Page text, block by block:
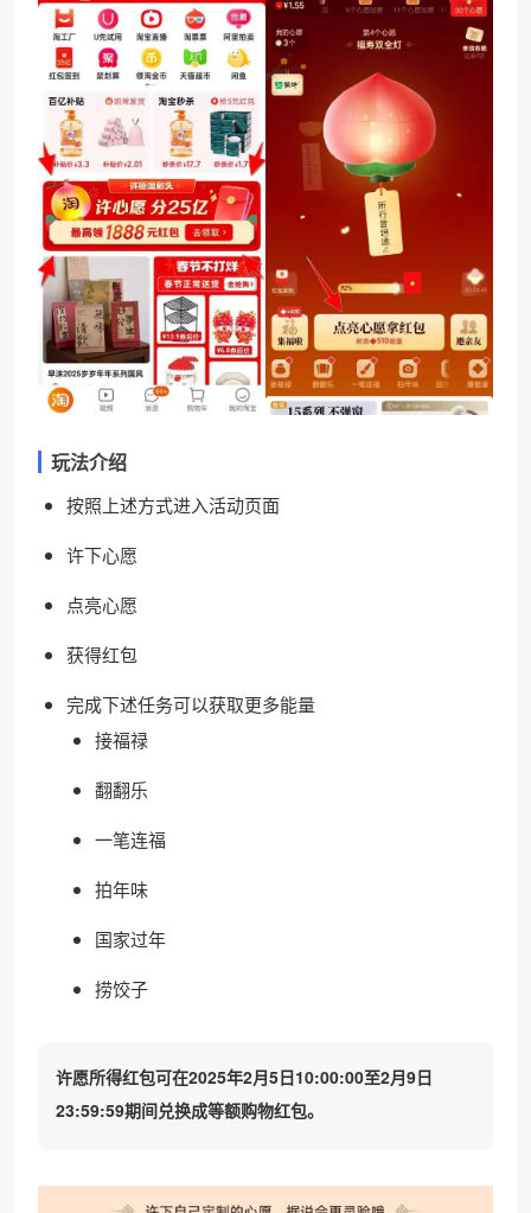
玩法介绍
按照上述方式进入活动页面
许下心愿
点亮心愿
获得红包
完成下述任务可以获取更多能量
接福禄
翻翻乐
一笔连福
拍年味
国家过年
捞饺子
许愿所得红包可在2025年2月5日10:00:00至2月9日
23:59:59期间兑换成等额购物红包。